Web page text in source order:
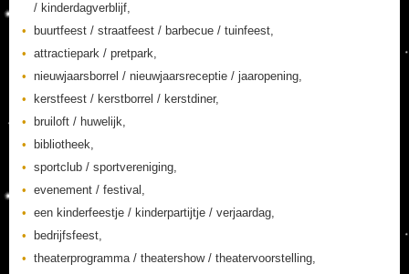
/ kinderdagverblijf,
buurtfeest / straatfeest / barbecue / tuinfeest,
attractiepark / pretpark,
nieuwjaarsborrel / nieuwjaarsreceptie / jaaropening,
kerstfeest / kerstborrel / kerstdiner,
bruiloft / huwelijk,
bibliotheek,
sportclub / sportvereniging,
evenement / festival,
een kinderfeestje / kinderpartijtje / verjaardag,
bedrijfsfeest,
theaterprogramma / theatershow / theatervoorstelling,